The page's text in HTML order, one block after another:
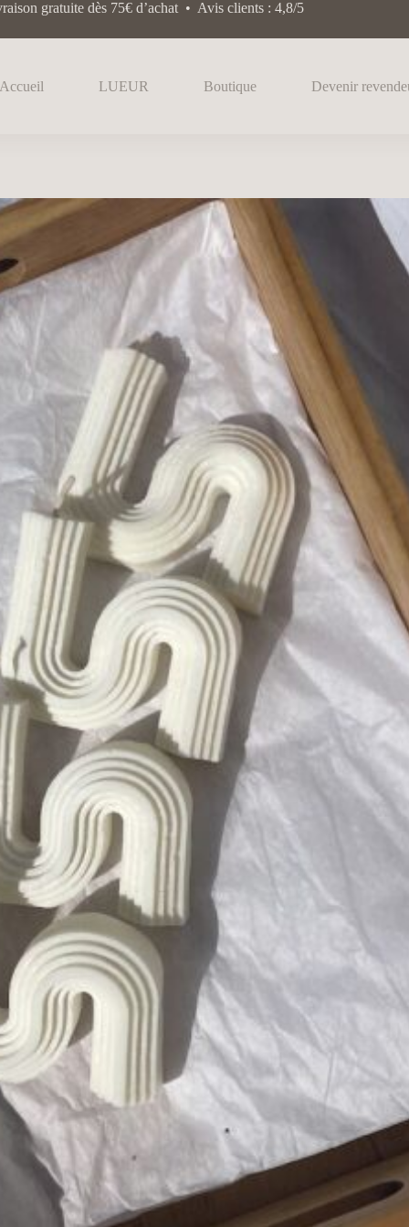
gratuite dès 75€ d’achat • Avis clients : 4,8/5
LUEUR Boutique Devenir